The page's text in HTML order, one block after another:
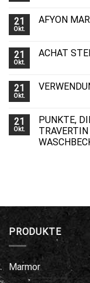
21
Okt.
AFYON
21
Okt.
ACHAT
21
Okt.
21
Okt.
PUNKTE,
PRODUKTE
Marmor